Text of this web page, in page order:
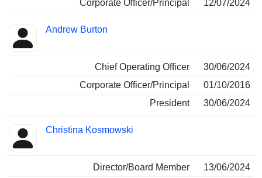
Corporate Officer/Principal 12/07/2024
Andrew Burton
Chief Operating Officer
30/06/2024
Corporate Officer/Principal
01/10/2016
President
30/06/2024
Christina Kosmowski
Director/Board Member
13/06/2024